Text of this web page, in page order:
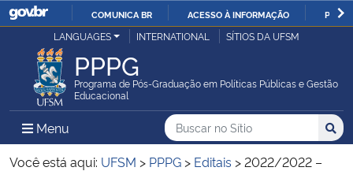
IR
O
COMUNICA BR ACESSO À INFORMAÇÃO
Ministério da Justiça e Segurança Pública
Ministério da Defesa
Ministério das Relações Exteriores
LANGUAGES INTERNATIONAL SÍTIOS DA UFSM
PPPG
Programa de Pós-Graduação em Políticas Públicas e Gestão
Educacional
Menu Menu Principal do Sítio
Busca
Buscar no no Sítio
Busca:
Você está aqui: UFSM > PPPG > Editais >2022/2022 –